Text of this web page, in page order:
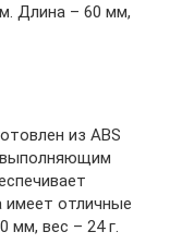
Длина – 60 мм,
из ABS
выполняющим
имеет отличные
мм, вес – 24 г.